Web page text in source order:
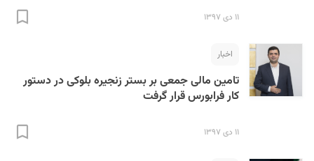
۱۱ دی ۱۳۹۷
اخبار
تامین مالی جمعی بر بستر زنجیره بلوکی در دستور
کار فرابورس قرار گرفت
۱۱ دی ۱۳۹۷